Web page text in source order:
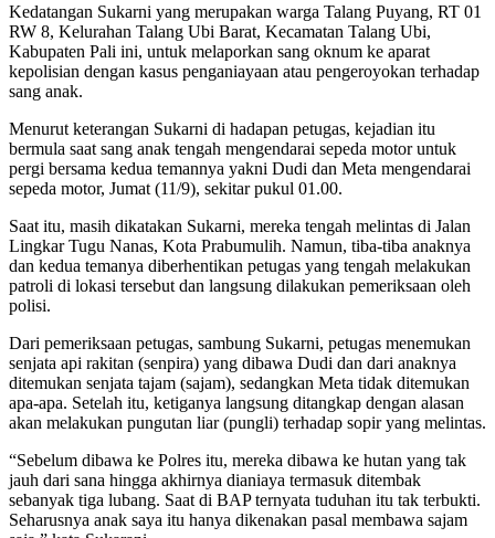
Kedatangan Sukarni yang merupakan warga Talang Puyang, RT 01
RW 8, Kelurahan Talang Ubi Barat, Kecamatan Talang Ubi,
Kabupaten Pali ini, untuk melaporkan sang oknum ke aparat
kepolisian dengan kasus penganiayaan atau pengeroyokan terhadap
sang anak.
Menurut keterangan Sukarni di hadapan petugas, kejadian itu
bermula saat sang anak tengah mengendarai sepeda motor untuk
pergi bersama kedua temannya yakni Dudi dan Meta mengendarai
sepeda motor, Jumat (11/9), sekitar pukul 01.00.
Saat itu, masih dikatakan Sukarni, mereka tengah melintas di Jalan
Lingkar Tugu Nanas, Kota Prabumulih. Namun, tiba-tiba anaknya
dan kedua temanya diberhentikan petugas yang tengah melakukan
patroli di lokasi tersebut dan langsung dilakukan pemeriksaan oleh
polisi.
Dari pemeriksaan petugas, sambung Sukarni, petugas menemukan
senjata api rakitan (senpira) yang dibawa Dudi dan dari anaknya
ditemukan senjata tajam (sajam), sedangkan Meta tidak ditemukan
apa-apa. Setelah itu, ketiganya langsung ditangkap dengan alasan
akan melakukan pungutan liar (pungli) terhadap sopir yang melintas.
“Sebelum dibawa ke Polres itu, mereka dibawa ke hutan yang tak
jauh dari sana hingga akhirnya dianiaya termasuk ditembak
sebanyak tiga lubang. Saat di BAP ternyata tuduhan itu tak terbukti.
Seharusnya anak saya itu hanya dikenakan pasal membawa sajam